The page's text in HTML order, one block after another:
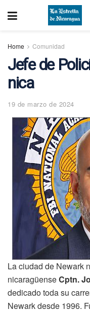
Home Comunidad
Jefe de
nica
19 de marzo de 2024
La ciudad de Newark
nicaragüenseCptn.
dedicado toda su
Newark desde 1996.